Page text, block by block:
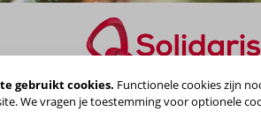
Maak je keuze
gebruikt cookies. Functionele cookies zijn
We vragen je toestemming voor optionele